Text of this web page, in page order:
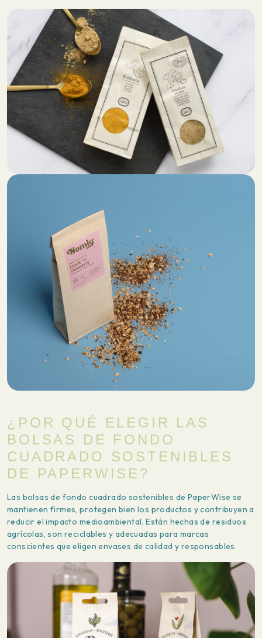
¿POR QUÉ ELEGIR LAS
BOLSAS DE FONDO
CUADRADO SOSTENIBLES
DE PAPERWISE?
Las bolsas de fondo cuadrado sostenibles de PaperWise se
mantienen firmes, protegen bien los productos y contribuyen a
reducir el impacto medioambiental. Están hechas de residuos
agrícolas, son reciclables y adecuadas para marcas
conscientes que eligen envases de calidad y responsables.